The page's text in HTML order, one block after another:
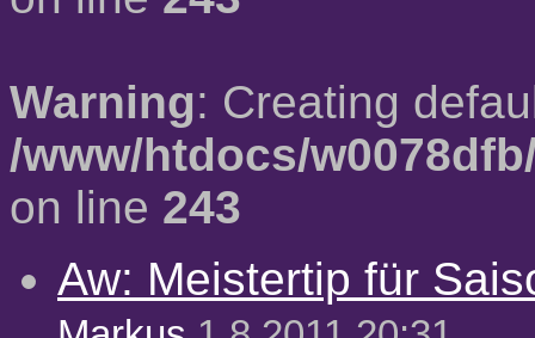
Warning: Creating
/www/htdocs/
on line 243
Aw: Meistertip für